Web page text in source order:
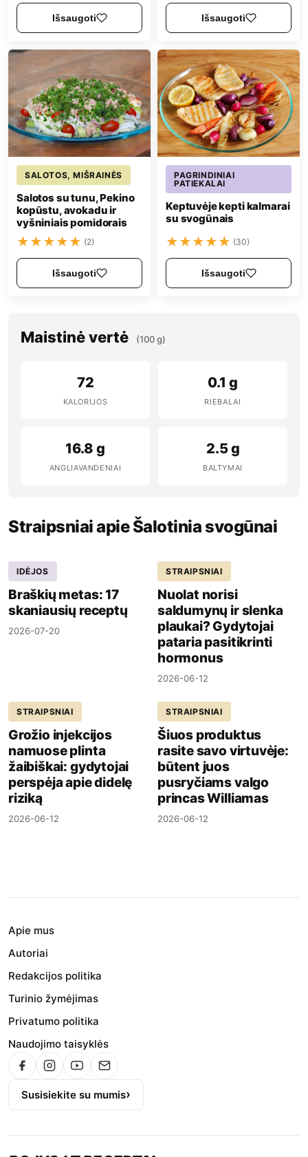
Išsaugoti Išsaugoti
SALOTOS, MIŠRAINĖS
Salotos su tunu, Pekino
kopūstu, avokadu ir
vyšniniais pomidorais
★★★★★ (2)
Išsaugoti
PAGRINDINIAI
PATIEKALAI
Keptuvėje kepti kalmarai
su svogūnais
★★★★★ (30)
Išsaugoti
Maistinė vertė (100 g)
72
KALORIJOS
0.1 g
RIEBALAI
16.8 g
ANGLIAVANDENIAI
2.5 g
BALTYMAI
Straipsniai apie Šalotinia svogūnai
IDĖJOS
Braškių metas: 17
skaniausių receptų
2026-07-20
STRAIPSNIAI
Nuolat norisi
saldumynų ir slenka
plaukai? Gydytojai
pataria pasitikrinti
hormonus
2026-06-12
STRAIPSNIAI
Grožio injekcijos
namuose plinta
žaibiškai: gydytojai
perspėja apie didelę
riziką
2026-06-12
STRAIPSNIAI
Šiuos produktus
rasite savo virtuvėje:
būtent juos
pusryčiams valgo
princas Williamas
2026-06-12
Apie mus
Autoriai
Redakcijos politika
Turinio žymėjimas
Privatumo politika
Naudojimo taisyklės
Susisiekite su mumis